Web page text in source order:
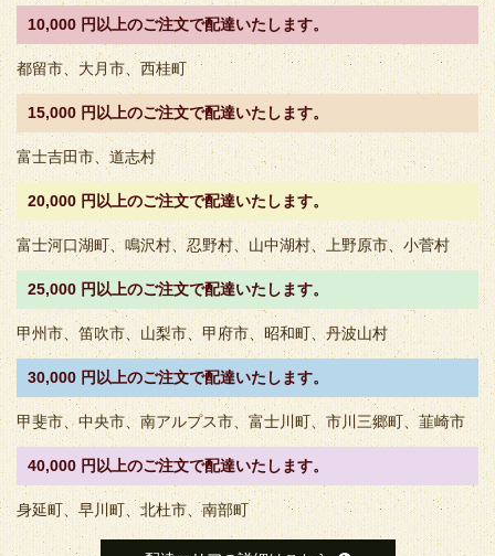
10,000 円以上のご注文で配達いたします。
都留市、大月市、西桂町
15,000 円以上のご注文で配達いたします。
富士吉田市、道志村
20,000 円以上のご注文で配達いたします。
富士河口湖町、鳴沢村、忍野村、山中湖村、上野原市、小菅村
25,000 円以上のご注文で配達いたします。
甲州市、笛吹市、山梨市、甲府市、昭和町、丹波山村
30,000 円以上のご注文で配達いたします。
甲斐市、中央市、南アルプス市、富士川町、市川三郷町、韮崎市
40,000 円以上のご注文で配達いたします。
身延町、早川町、北杜市、南部町